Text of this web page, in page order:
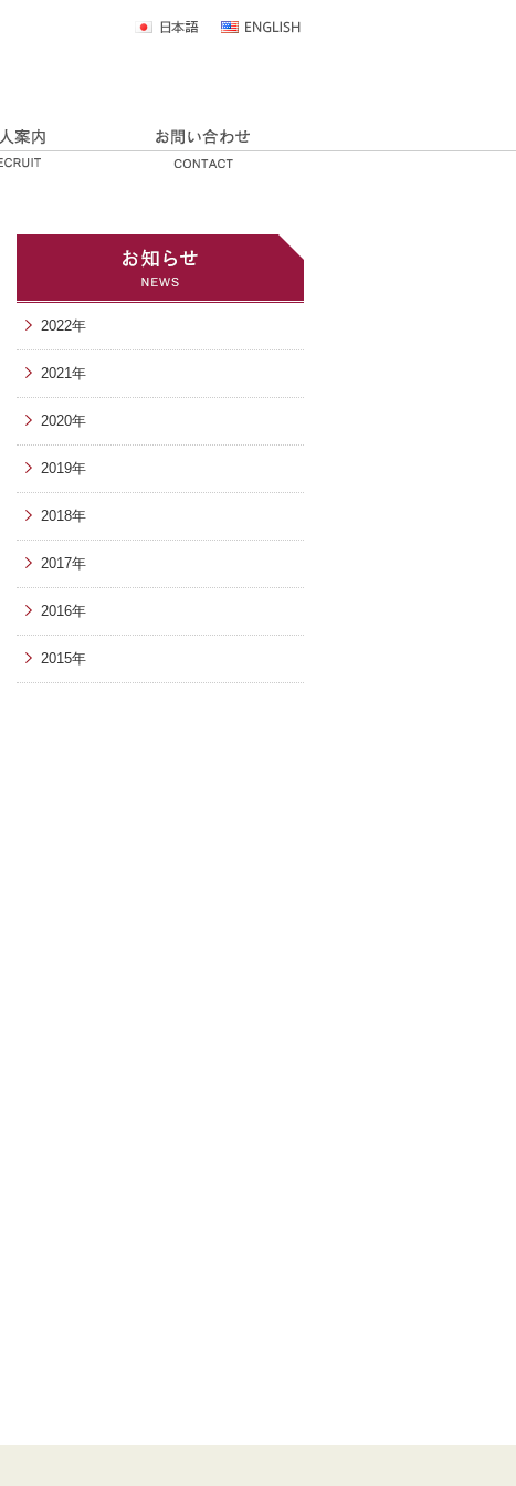
2022年
2021年
2020年
2019年
2018年
2017年
2016年
2015年